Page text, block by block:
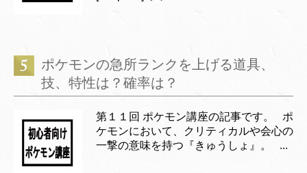
ポケモンの急所ランクを上げる道具、
技、特性は？確率は？
第１１回 ポケモン講座の記事です。 ポ
ケモンにおいて、クリティカルや会心の
一撃の意味を持つ『きゅうしょ』。 ...